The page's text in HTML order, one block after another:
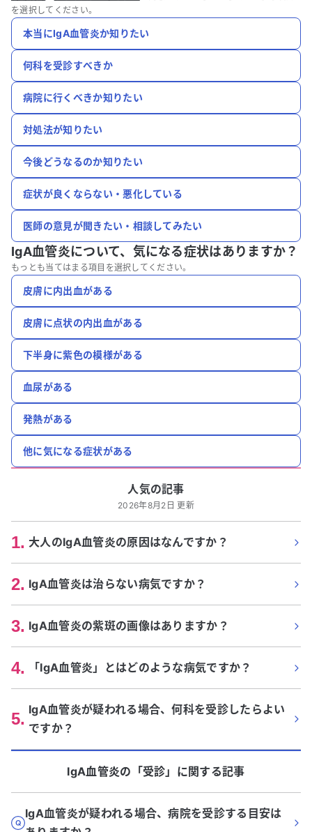
を選択してください。
本当にIgA血管炎か知りたい
何科を受診すべきか
病院に行くべきか知りたい
対処法が知りたい
今後どうなるのか知りたい
症状が良くならない・悪化している
医師の意見が聞きたい・相談してみたい
IgA血管炎について、 気になる症状はありますか？
もっとも当てはまる項目を選択してください。
皮膚に内出血がある
皮膚に点状の内出血がある
下半身に紫色の模様がある
血尿がある
発熱がある
他に気になる症状がある
人気の記事
2026年8月2日 更新
1. 大人のIgA血管炎の原因はなんですか？
2. IgA血管炎は治らない病気ですか？
3. IgA血管炎の紫斑の画像はありますか？
4. 「IgA血管炎」とはどのような病気ですか？
5. IgA血管炎が疑われる場合、何科を受診したらよい
ですか？
IgA血管炎の「受診」に関する記事
IgA血管炎が疑われる場合、病院を受診する目安は